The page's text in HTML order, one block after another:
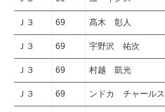
Ｊ３ 69 髙木 彰人
Ｊ３ 69 宇野沢 祐次
Ｊ３ 69 村越 凱光
Ｊ３ 69 ンドカ チャールス